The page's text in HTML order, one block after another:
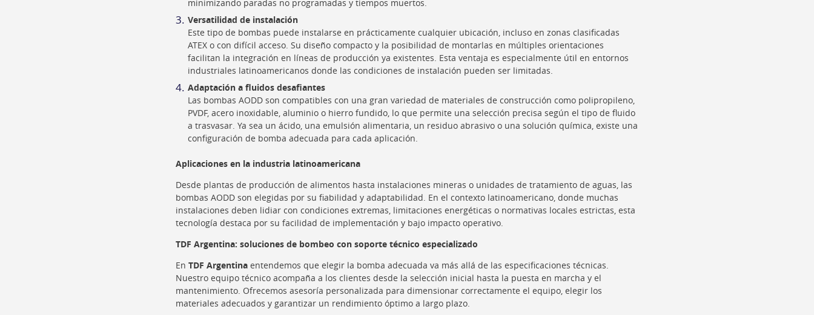
minimizando paradas no programadas y tiempos muertos.
Versatilidad de instalación
Este tipo de bombas puede instalarse en prácticamente cualquier ubicación, incluso en zonas clasificadas
ATEX o con difícil acceso. Su diseño compacto y la posibilidad de montarlas en múltiples orientaciones
facilitan la integración en líneas de producción ya existentes. Esta ventaja es especialmente útil en entornos
industriales latinoamericanos donde las condiciones de instalación pueden ser limitadas.
Adaptación a fluidos desafiantes
Las bombas AODD son compatibles con una gran variedad de materiales de construcción como polipropileno,
PVDF, acero inoxidable, aluminio o hierro fundido, lo que permite una selección precisa según el tipo de fluido
a trasvasar. Ya sea un ácido, una emulsión alimentaria, un residuo abrasivo o una solución química, existe una
configuración de bomba adecuada para cada aplicación.
Aplicaciones en la industria latinoamericana
Desde plantas de producción de alimentos hasta instalaciones mineras o unidades de tratamiento de aguas, las
bombas AODD son elegidas por su fiabilidad y adaptabilidad. En el contexto latinoamericano, donde muchas
instalaciones deben lidiar con condiciones extremas, limitaciones energéticas o normativas locales estrictas, esta
tecnología destaca por su facilidad de implementación y bajo impacto operativo.
TDF Argentina: soluciones de bombeo con soporte técnico especializado
EnTDF Argentina entendemos que elegir la bomba adecuada va más allá de las especificaciones técnicas.
Nuestro equipo técnico acompaña a los clientes desde la selección inicial hasta la puesta en marcha y el
mantenimiento. Ofrecemos asesoría personalizada para dimensionar correctamente el equipo, elegir los
materiales adecuados y garantizar un rendimiento óptimo a largo plazo.